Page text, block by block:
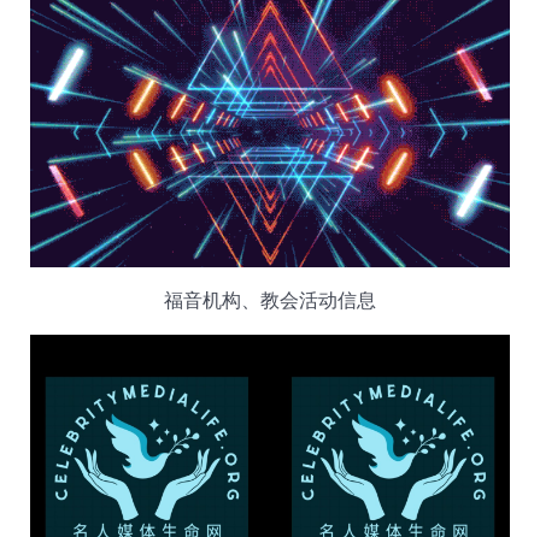
福音机构、教会活动信息